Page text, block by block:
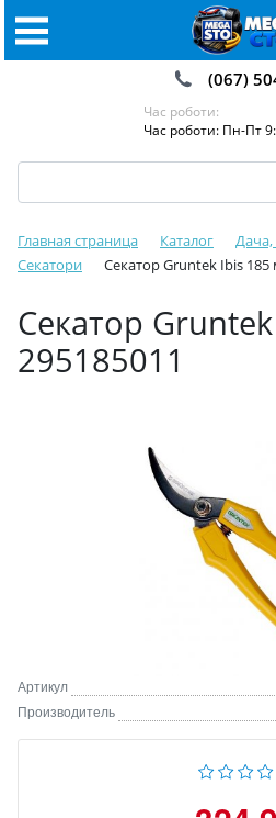
(067)
Час роботи:
Час роботи: Пн-Пт
Главная страница Каталог Дача,
Секатори
Секатор Gruntek Ibis 185
Секатор
295185011
Артикул
Производитель